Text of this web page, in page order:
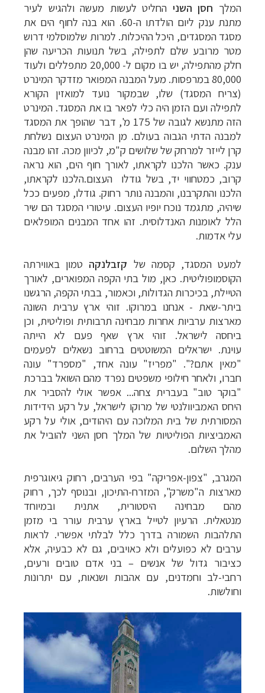
המלך חסן השני החליט לעשות מעשה ולהגיש לעיר
מתנת ענק ליום הולדתו ה-60. הוא בנה לחוף הים את
מסגד המסגדים, היכל ההיכלות. למרות שלמוסלמי דרוש
מטר מרובע שלם לתפילה, בשל תנועות הכריעה שהן
חלק מהתפילה, יש בו מקום ל- 20,000 מתפללים ולעוד
80,000 במרפסות. מעל המבנה המפואר מזדקר המינרט
(צריח המסגד) שלו, שבמקור נועד למואזין הקורא
לתפילה ועם הזמן היה כלי לפאר בו את המסגד. המינרט
הזה מתנשא לגובה של 175 מ', דבר שהופך את המסגד
למבנה הדתי הגבוה בעולם. מן המינרט העצום נשלחת
קרן לייזר למרחק של שלושים ק"מ, לכיוון מכה. זהו מבנה
ענק. כאשר הלכנו לקראתו, לאורך חוף הים, הוא נראה
קרוב, כמטחווי יד, בשל גודלו העצום.הלכנו לקראתו,
הלכנו והתקרבנו, והמבנה נותר רחוק. גודלו, מפעים ככל
שיהיה, מתגמד נוכח יופיו העצום. עיטורי המסגד הם שיר
הלל לאומנות האנדלוסית. זהו אחד המבנים המופלאים
עלי אדמות.
למעט המסגד, קסמה של קזבלנקה טמון באווירתה
הקוסמופוליטית. כאן, מול בתי הקפה המפוארים, לאורך
הטיילת, בכיכרות הגדולות, וכאמור, בבתי הקפה, הרגשנו
ביתר-שאת - אנחנו במרוקו. זוהי ארץ ערבית השונה
מארצות ערביות אחרות מבחינה תרבותית ופוליטית, וכן
ביחסה לישראל. זוהי ארץ שאף פעם לא הייתה
עוינת. ישראלים המשוטטים ברחוב נשאלים לפעמים
"מאין אתם?". "מפריז" עונה אחד, "מספרד" עונה
חברו, ולאחר חילופי משפטים נפרד מהם השואל בברכת
"בוקר טוב" בעברית צחה... אפשר אולי להסביר את
היחס האמביוולנטי של מרוקו לישראל, על רקע הידידות
המסורתית של בית המלוכה עם היהודים, אולי על רקע
האמביציות הפוליטיות של המלך חסן השני להוביל את
מהלך השלום.
המגרב, "צפון-אפריקה" בפי הערבים, רחוק גיאוגרפית
מארצות ה"משרק", המזרח-התיכון, ובנוסף לכך, רחוק
מהם מבחינה היסטורית, אתנית ובמיוחד
מנטאלית. הרעיון לטייל בארץ ערבית עורר בי מזמן
התלהבות השמורה בדרך כלל לבלתי אפשרי. לראות
ערבים לא כפועלים ולא כאויבים, גם לא כבעיה, אלא
כציבור גדול של אנשים – בני אדם טובים ורעים,
רחבי-לב וחמדנים, עם אהבות ושנאות, עם יתרונות
וחולשות.
קרוזים והפלגות נופש לחצו לרשימת היעדים »
»
תכנון טיולים לאמריקה הצפוניתלחצו לרשימת
היעדים »